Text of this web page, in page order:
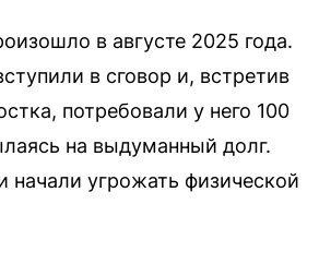
в августе 2025 года.
в сговор и, встретив
потребовали у него 100
на выдуманный долг.
начали угрожать физической